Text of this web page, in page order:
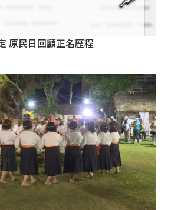
原民日回顧正名歷程